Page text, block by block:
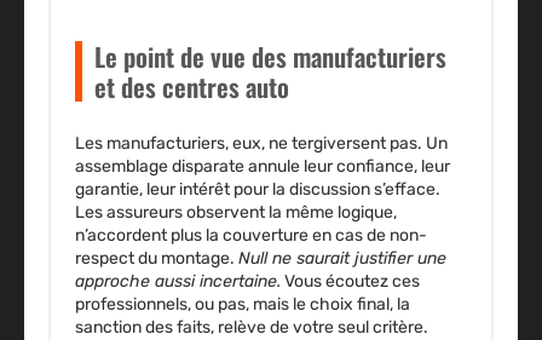
Le point de vue des manufacturiers
et des centres auto
Les manufacturiers, eux, ne tergiversent pas. Un
assemblage disparate annule leur confiance, leur
garantie, leur intérêt pour la discussion s’efface.
Les assureurs observent la même logique,
n’accordent plus la couverture en cas de non-
respect du montage. Null ne saurait justifier une
approche aussi incertaine. Vous écoutez ces
professionnels, ou pas, mais le choix final, la
sanction des faits, relève de votre seul critère.